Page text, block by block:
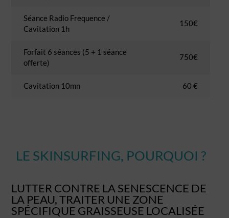
Séance Radio Frequence /
Cavitation 1h
150€
Forfait 6 séances (5 + 1 séance
offerte)
750€
Cavitation 10mn 60 €
LE SKINSURFING, POURQUOI ?
LUTTER CONTRE LA SENESCENCE DE
LA PEAU, TRAITER UNE ZONE
SPÉCIFIQUE GRAISSEUSE LOCALISÉE